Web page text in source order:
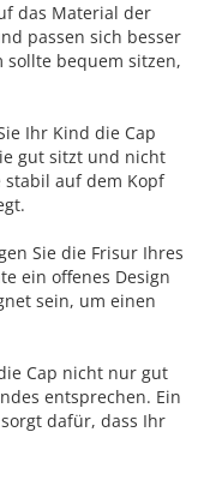
das Material der
passen sich besser
sollte bequem sitzen,
Ihr Kind die Cap
gut sitzt und nicht
stabil auf dem Kopf
Sie die Frisur Ihres
ein offenes Design
sein, um einen
Cap nicht nur gut
entsprechen. Ein
dafür, dass Ihr